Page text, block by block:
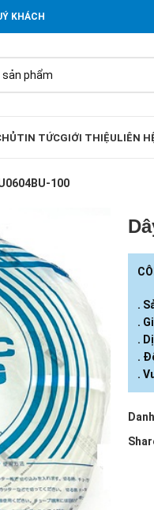
KHÁCH
TIN TỨCGIỚI THIỆULIÊN
100
.
.
.
.
.